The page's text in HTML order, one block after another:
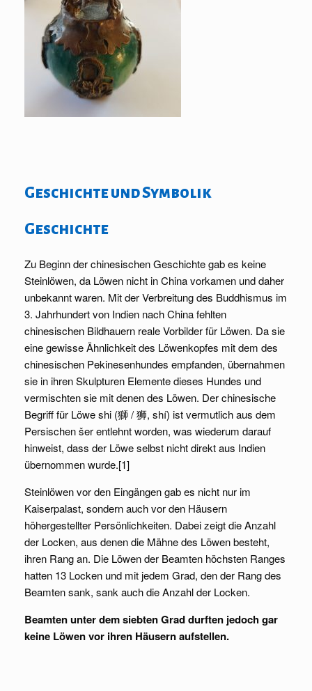
Geschichte und Symbolik
Geschichte
Zu Beginn der chinesischen Geschichte gab es keine
Steinlöwen, da Löwen nicht in China vorkamen und daher
unbekannt waren. Mit der Verbreitung des Buddhismus im
3. Jahrhundert von Indien nach China fehlten
chinesischen Bildhauern reale Vorbilder für Löwen. Da sie
eine gewisse Ähnlichkeit des Löwenkopfes mit dem des
chinesischen Pekinesenhundes empfanden, übernahmen
sie in ihren Skulpturen Elemente dieses Hundes und
vermischten sie mit denen des Löwen. Der chinesische
Begriff für Löwe shi (獅 / 狮, shí) ist vermutlich aus dem
Persischen šer entlehnt worden, was wiederum darauf
hinweist, dass der Löwe selbst nicht direkt aus Indien
übernommen wurde.[1]
Steinlöwen vor den Eingängen gab es nicht nur im
Kaiserpalast, sondern auch vor den Häusern
höhergestellter Persönlichkeiten. Dabei zeigt die Anzahl
der Locken, aus denen die Mähne des Löwen besteht,
ihren Rang an. Die Löwen der Beamten höchsten Ranges
hatten 13 Locken und mit jedem Grad, den der Rang des
Beamten sank, sank auch die Anzahl der Locken.
Beamten unter dem siebten Grad durften jedoch gar
keine Löwen vor ihren Häusern aufstellen.